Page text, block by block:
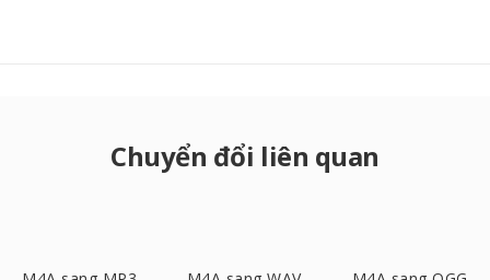
Chuyển đổi liên quan